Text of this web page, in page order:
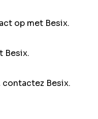
op met Besix.
Besix.
Besix.